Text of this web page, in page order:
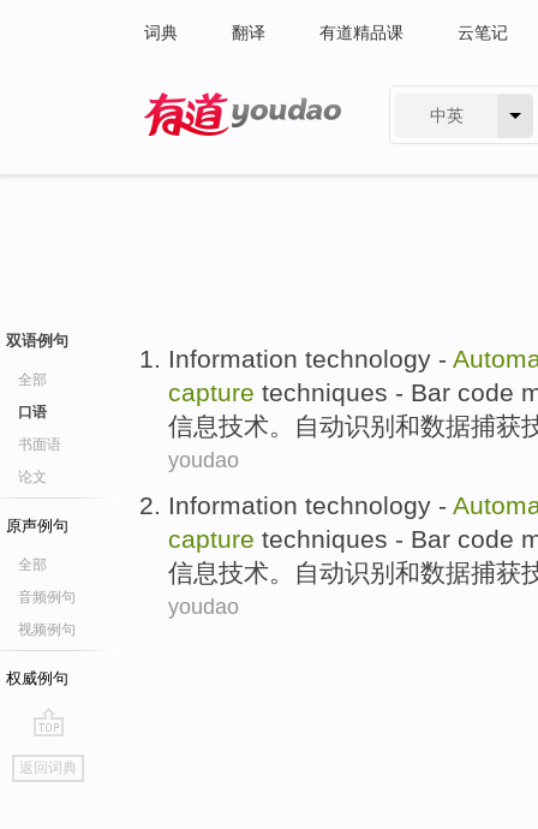
词典 翻译 有道精品课 云笔记
中英
双语例句
全部
口语
书面语
论文
原声例句
全部
音频例句
视频例句
权威例句
go
top
返回词典
Information technology -
capture techniques - Bar code
信息技术。 自动识别 和数据捕获
youdao
Information technology -
capture techniques - Bar code
信息技术。 自动识别 和数据捕获
youdao